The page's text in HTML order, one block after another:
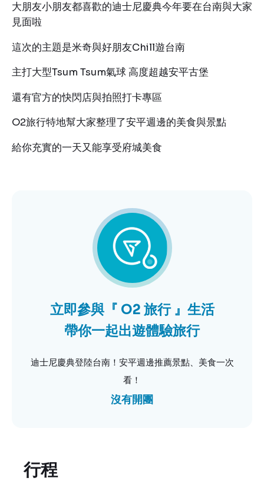
大朋友小朋友都喜歡的迪士尼慶典今年要在台南與大家
見面啦
這次的主題是米奇與好朋友Chill遊台南
主打大型Tsum Tsum氣球 高度超越安平古堡
還有官方的快閃店與拍照打卡專區
O2旅行特地幫大家整理了安平週邊的美食與景點
給你充實的一天又能享受府城美食
立即參與『 O2 旅行 』生活
帶你一起出遊體驗旅行
迪士尼慶典登陸台南！安平週邊推薦景點、美食一次
看！
沒有開團
行程